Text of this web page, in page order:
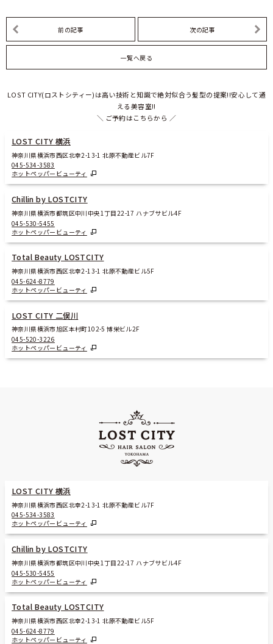
前の記事 次の記事
一覧へ戻る
LOST CITY(ロストシティー)は高い技術と知識で絶対似合う髪型の提案!!安心して通
える美容室!!
＼ ご予約はこちらから ／
LOST CITY 横浜
神奈川県横浜市西区北幸2-13-1 北原不動産ビル7F
045-534-3583
ホットペッパービューティ
Chillin by LOSTCITY
神奈川県横浜市都筑区中川中央1丁目22-17 ハナブサビル4F
045-530-5455
ホットペッパービューティ
Total Beauty LOSTCITY
神奈川県横浜市西区北幸2-13-1 北原不動産ビル5F
045-624-8779
ホットペッパービューティ
LOST CITY 二俣川
神奈川県横浜市旭区本村町102-5 博栄ビル2F
045-520-3226
ホットペッパービューティ
LOST CITY 横浜
神奈川県横浜市西区北幸2-13-1 北原不動産ビル7F
045-534-3583
ホットペッパービューティ
Chillin by LOSTCITY
神奈川県横浜市都筑区中川中央1丁目22-17 ハナブサビル4F
045-530-5455
ホットペッパービューティ
Total Beauty LOSTCITY
神奈川県横浜市西区北幸2-13-1 北原不動産ビル5F
045-624-8779
ホットペッパービューティ